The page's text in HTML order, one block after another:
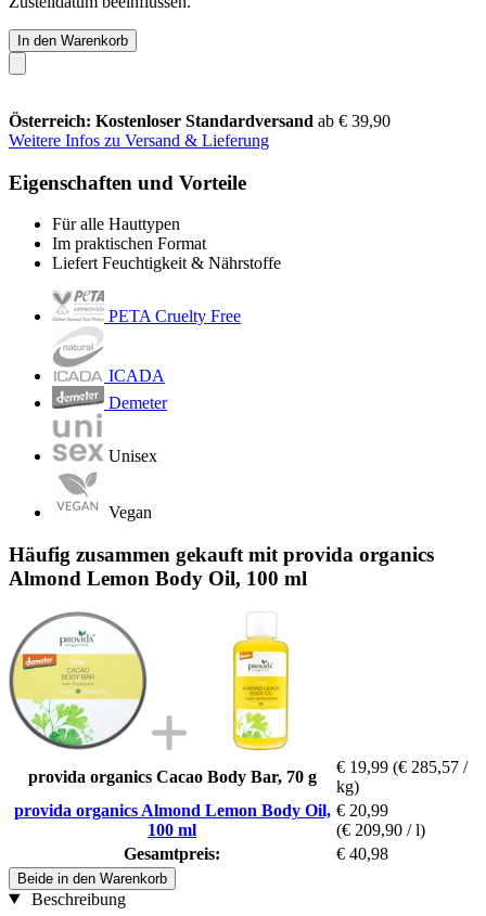
In den Warenkorb
Österreich: Kostenloser Standardversand ab € 39,90
Weitere Infos zu Versand & Lieferung
Eigenschaften und Vorteile
Für alle Hauttypen
Im praktischen Format
Liefert Feuchtigkeit & Nährstoffe
PETA Cruelty Free
ICADA
Demeter
Unisex
Vegan
Häufig zusammen gekauft mit provida organics
Almond Lemon Body Oil, 100 ml
provida organics Cacao Body Bar, 70 g
€ 19,99 (€ 285,57 /
kg)
provida organics Almond Lemon Body Oil,
100 ml
€ 20,99
(€ 209,90 / l)
Gesamtpreis:
€ 40,98
Beide in den Warenkorb
Beschreibung